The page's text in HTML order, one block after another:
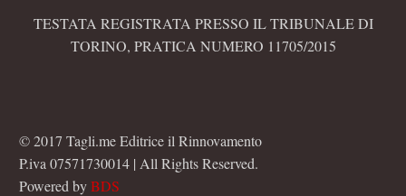
TESTATA REGISTRATA PRESSO IL TRIBUNALE DI
TORINO, PRATICA NUMERO 11705/2015
© 2017 Tagli.me Editrice il Rinnovamento
P.iva 07571730014 | All Rights Reserved.
Powered byBDS